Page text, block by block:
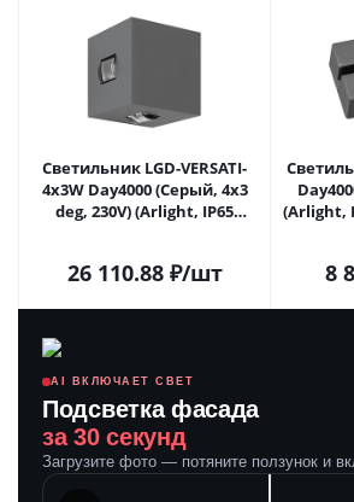
Светильник LGD-VERSATI-
4x3W Day4000 (Серый, 4x3
deg, 230V) (Arlight, IP65
26 110.88₽/шт
(Arlight,
8
AI ВКЛЮЧАЕТ СВЕТ
Подсветка фасада
за 30 секунд
Загрузите фото — потяните ползунок и